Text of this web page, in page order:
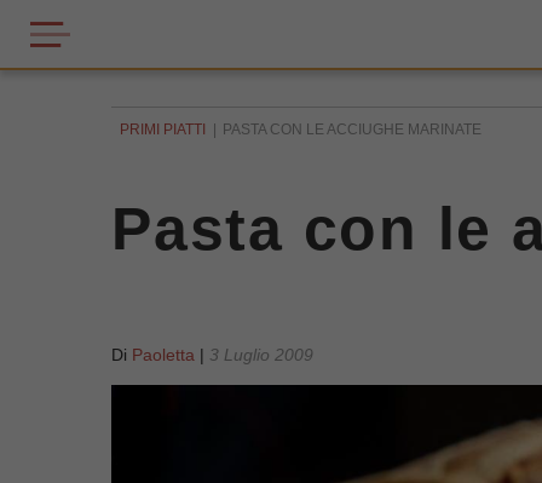
PRIMI PIATTI PASTA CON LE ACCIUGHE MARINATE
Pasta con le
Di Paoletta | 3 Luglio 2009